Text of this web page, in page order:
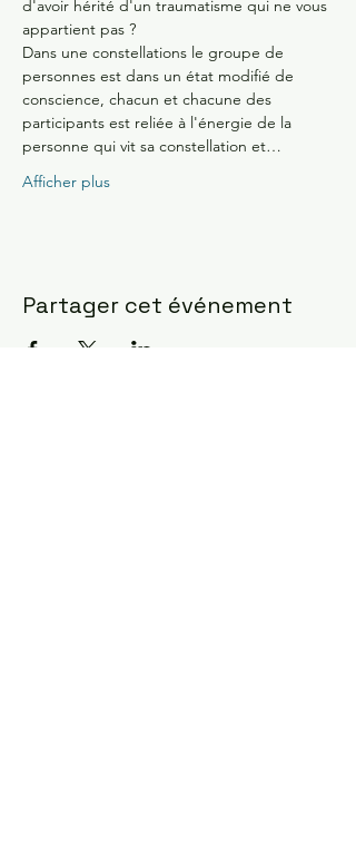
d'avoir hérité d'un traumatisme qui ne vous
appartient pas ?
Dans une constellations le groupe de
personnes est dans un état modifié de
conscience, chacun et chacune des
participants est reliée à l'énergie de la
personne qui vit sa constellation et…
Afficher plus
Partager cet événement